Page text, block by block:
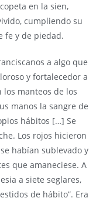
en la sien,
cumpliendo su
fe y de piedad.
a algo que
y fortalecedor a
manteos de los
manos la sangre de
hábitos […] Se
Los rojos hicieron
habían sublevado y
que amaneciese. A
a siete seglares,
de hábito”. Era